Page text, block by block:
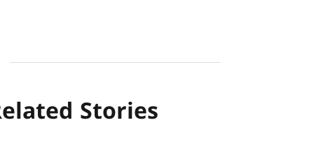
Stories